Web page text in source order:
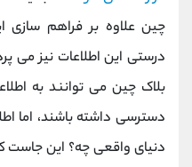
چین علاوه بر فراهم سازی
درستی این اطلاعات نیز می
بلاک چین می توانند به
دسترسی داشته باشند، اما
دنیای واقعی چه؟ این